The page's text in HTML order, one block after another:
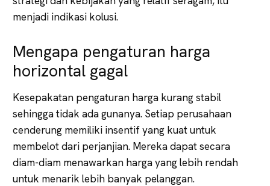
menjadi indikasi kolusi.
Mengapa pengaturan harga
horizontal gagal
Kesepakatan pengaturan harga kurang stabil
sehingga tidak ada gunanya. Setiap perusahaan
cenderung memiliki insentif yang kuat untuk
membelot dari perjanjian. Mereka dapat secara
diam-diam menawarkan harga yang lebih rendah
untuk menarik lebih banyak pelanggan.